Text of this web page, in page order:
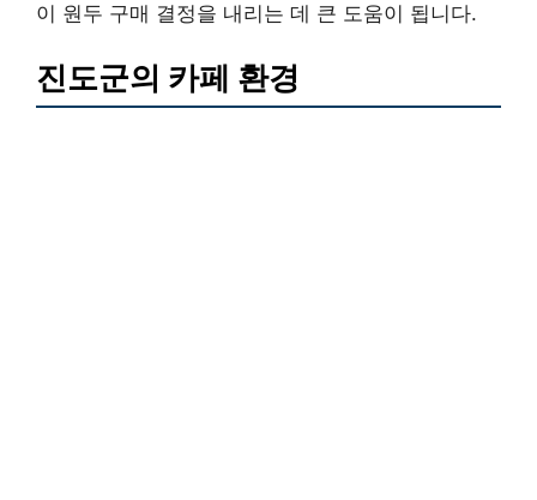
이 원두 구매 결정을 내리는 데 큰 도움이 됩니다.
진도군의 카페 환경